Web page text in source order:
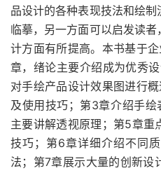
品设计的各种表现技法和绘
临摹，另一方面可以启发读
计方面有所提高。本书基于
章，绪论主要介绍成为优秀
对手绘产品设计效果图进行
及使用技巧；第3章介绍手
主要讲解透视原理；第5章重
技巧；第6章详细介绍不同
法；第7章展示大量的创新设